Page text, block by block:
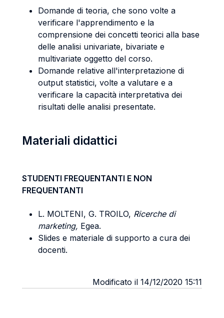
Domande di teoria, che sono volte a
verificare l'apprendimento e la
comprensione dei concetti teorici alla base
delle analisi univariate, bivariate e
multivariate oggetto del corso.
Domande relative all'interpretazione di
output statistici, volte a valutare e a
verificare la capacità interpretativa dei
risultati delle analisi presentate.
Materiali didattici
STUDENTI FREQUENTANTI E NON
FREQUENTANTI
L. MOLTENI, G. TROILO, Ricerche di
marketing, Egea.
Slides e materiale di supporto a cura dei
docenti.
Modificato il 14/12/2020 15:11